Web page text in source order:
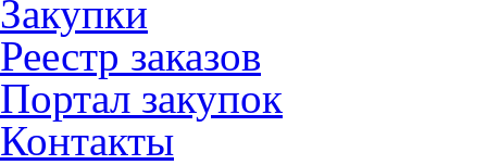
Закупки
Реестр заказов
Портал закупок
Контакты